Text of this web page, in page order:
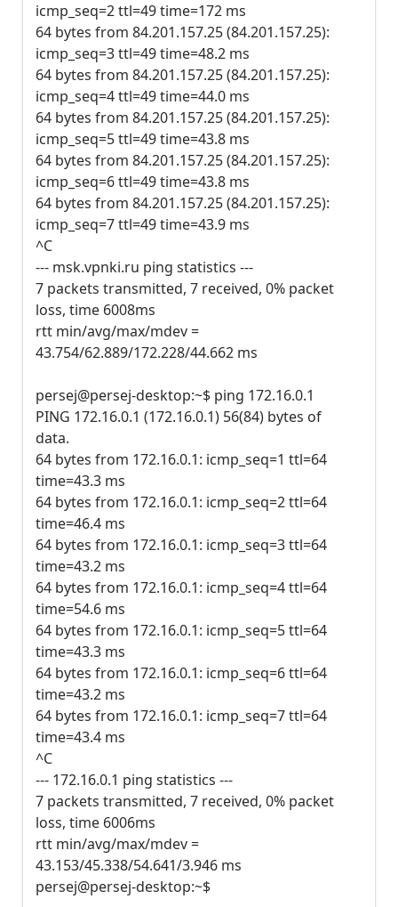
icmp_seq=2 ttl=49 time=172 ms
64 bytes from 84.201.157.25 (84.201.157.25):
icmp_seq=3 ttl=49 time=48.2 ms
64 bytes from 84.201.157.25 (84.201.157.25):
icmp_seq=4 ttl=49 time=44.0 ms
64 bytes from 84.201.157.25 (84.201.157.25):
icmp_seq=5 ttl=49 time=43.8 ms
64 bytes from 84.201.157.25 (84.201.157.25):
icmp_seq=6 ttl=49 time=43.8 ms
64 bytes from 84.201.157.25 (84.201.157.25):
icmp_seq=7 ttl=49 time=43.9 ms
^C
--- msk.vpnki.ru ping statistics ---
7 packets transmitted, 7 received, 0% packet
loss, time 6008ms
rtt min/avg/max/mdev =
43.754/62.889/172.228/44.662 ms
persej@persej-desktop:~$ ping 172.16.0.1
PING 172.16.0.1 (172.16.0.1) 56(84) bytes of
data.
64 bytes from 172.16.0.1: icmp_seq=1 ttl=64
time=43.3 ms
64 bytes from 172.16.0.1: icmp_seq=2 ttl=64
time=46.4 ms
64 bytes from 172.16.0.1: icmp_seq=3 ttl=64
time=43.2 ms
64 bytes from 172.16.0.1: icmp_seq=4 ttl=64
time=54.6 ms
64 bytes from 172.16.0.1: icmp_seq=5 ttl=64
time=43.3 ms
64 bytes from 172.16.0.1: icmp_seq=6 ttl=64
time=43.2 ms
64 bytes from 172.16.0.1: icmp_seq=7 ttl=64
time=43.4 ms
^C
--- 172.16.0.1 ping statistics ---
7 packets transmitted, 7 received, 0% packet
loss, time 6006ms
rtt min/avg/max/mdev =
43.153/45.338/54.641/3.946 ms
persej@persej-desktop:~$